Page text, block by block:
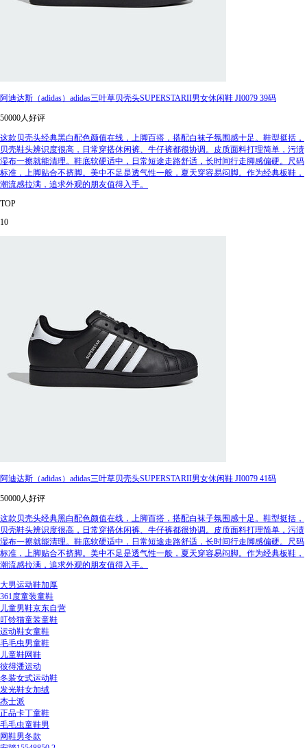
阿迪达斯（adidas）adidas三叶草贝壳头SUPERSTARII男女休闲鞋 JI0079 39码
50000人好评
这款贝壳头经典黑白配色颜值在线，上脚百搭，搭配白袜子氛围感十足。鞋型挺括，
贝壳鞋头辨识度很高，日常穿搭休闲裤、牛仔裤都很协调。皮质面料打理简单，污渍
湿布一擦就能清理。鞋底软硬适中，日常短途走路舒适，长时间行走脚感偏硬。尺码
标准，上脚贴合不挤脚。美中不足是透气性一般，夏天穿容易闷脚。作为经典板鞋，
潮流感拉满，追求外观的朋友值得入手。
TOP
10
阿迪达斯（adidas）adidas三叶草贝壳头SUPERSTARII男女休闲鞋 JI0079 41码
50000人好评
这款贝壳头经典黑白配色颜值在线，上脚百搭，搭配白袜子氛围感十足。鞋型挺括，
贝壳鞋头辨识度很高，日常穿搭休闲裤、牛仔裤都很协调。皮质面料打理简单，污渍
湿布一擦就能清理。鞋底软硬适中，日常短途走路舒适，长时间行走脚感偏硬。尺码
标准，上脚贴合不挤脚。美中不足是透气性一般，夏天穿容易闷脚。作为经典板鞋，
潮流感拉满，追求外观的朋友值得入手。
大男运动鞋加厚
361度童装童鞋
儿童男鞋京东自营
叮铃猫童装童鞋
运动鞋女童鞋
毛毛虫男童鞋
儿童鞋网鞋
彼得潘运动
冬装女式运动鞋
发光鞋女加绒
杰士派
正品卡丁童鞋
毛毛虫童鞋男
网鞋男冬款